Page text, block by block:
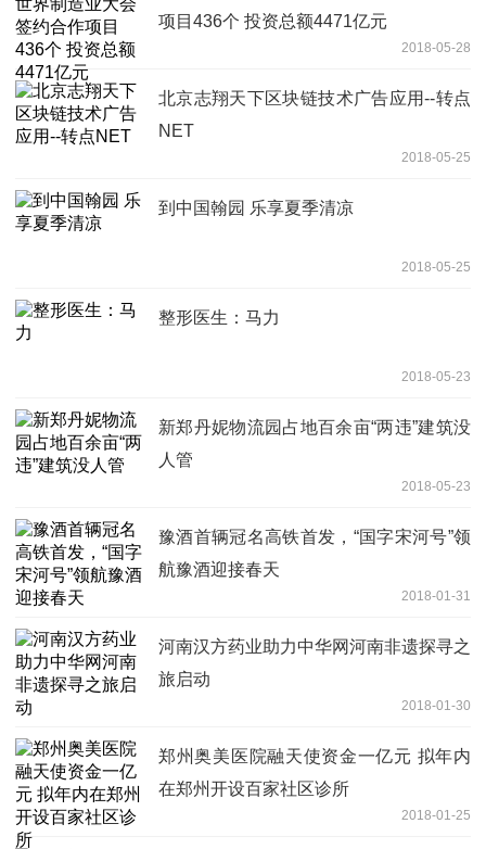
项目436个 投资总额4471亿元
2018-05-28
北京志翔天下区块链技术广告应用--转点
NET
2018-05-25
到中国翰园 乐享夏季清凉
2018-05-25
整形医生：马力
2018-05-23
新郑丹妮物流园占地百余亩“两违”建筑没
人管
2018-05-23
豫酒首辆冠名高铁首发，“国字宋河号”领
航豫酒迎接春天
2018-01-31
河南汉方药业助力中华网河南非遗探寻之
旅启动
2018-01-30
郑州奥美医院融天使资金一亿元 拟年内
在郑州开设百家社区诊所
2018-01-25